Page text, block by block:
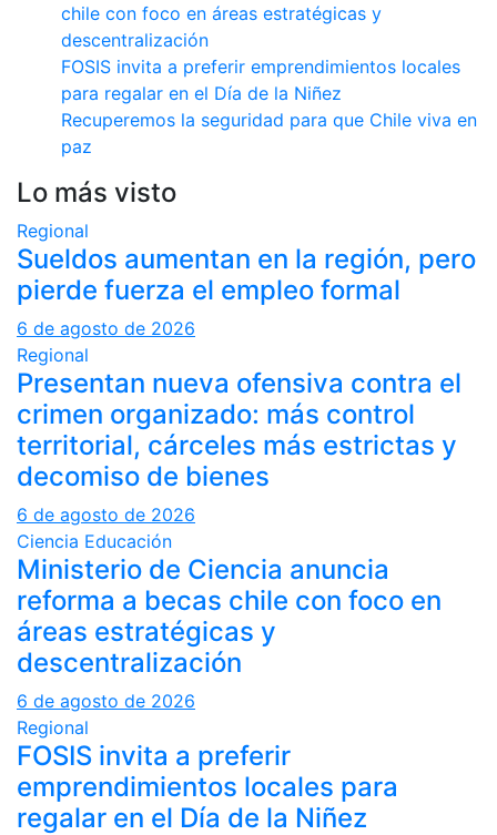
chile con foco en áreas estratégicas y
descentralización
FOSIS invita a preferir emprendimientos locales
para regalar en el Día de la Niñez
Recuperemos la seguridad para que Chile viva en
paz
Lo más visto
Regional
Sueldos aumentan en la región, pero
pierde fuerza el empleo formal
6 de agosto de 2026
Regional
Presentan nueva ofensiva contra el
crimen organizado: más control
territorial, cárceles más estrictas y
decomiso de bienes
6 de agosto de 2026
Ciencia Educación
Ministerio de Ciencia anuncia
reforma a becas chile con foco en
áreas estratégicas y
descentralización
6 de agosto de 2026
Regional
FOSIS invita a preferir
emprendimientos locales para
regalar en el Día de la Niñez